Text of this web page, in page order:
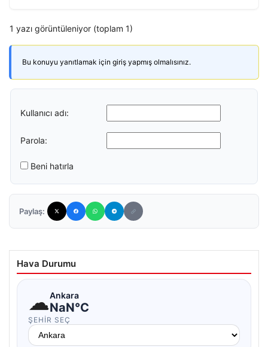
1 yazı görüntüleniyor (toplam 1)
Bu konuyu yanıtlamak için giriş yapmış olmalısınız.
Kullanıcı adı:
Parola:
Beni hatırla
Paylaş:
Hava Durumu
☁Ankara
NaN°C
ŞEHIR SEÇ